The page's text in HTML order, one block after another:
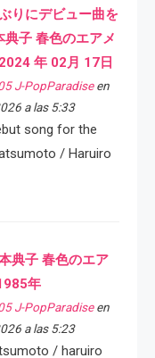
りにデビュー曲を
典子 春色のエアメ
年 02月 17日
J-PopParadiseen
a las 5:33
song for the
/ Haruiro
典子 春色のエア
年
J-PopParadiseen
a las 5:23
/ haruiro